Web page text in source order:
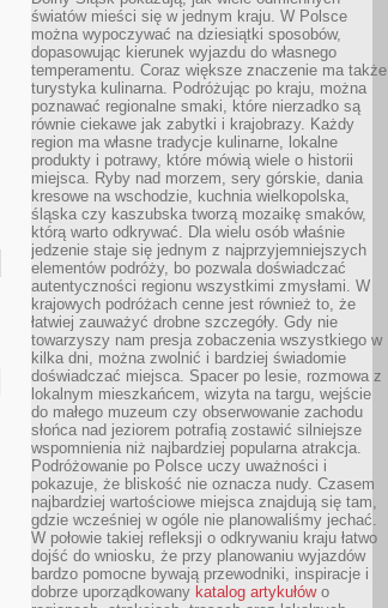
światów mieści się w jednym kraju. W Polsce
można wypoczywać na dziesiątki sposobów,
dopasowując kierunek wyjazdu do własnego
temperamentu. Coraz większe znaczenie ma także
turystyka kulinarna. Podróżując po kraju, można
poznawać regionalne smaki, które nierzadko są
równie ciekawe jak zabytki i krajobrazy. Każdy
region ma własne tradycje kulinarne, lokalne
produkty i potrawy, które mówią wiele o historii
miejsca. Ryby nad morzem, sery górskie, dania
kresowe na wschodzie, kuchnia wielkopolska,
śląska czy kaszubska tworzą mozaikę smaków,
którą warto odkrywać. Dla wielu osób właśnie
jedzenie staje się jednym z najprzyjemniejszych
elementów podróży, bo pozwala doświadczać
autentyczności regionu wszystkimi zmysłami. W
krajowych podróżach cenne jest również to, że
łatwiej zauważyć drobne szczegóły. Gdy nie
towarzyszy nam presja zobaczenia wszystkiego w
kilka dni, można zwolnić i bardziej świadomie
doświadczać miejsca. Spacer po lesie, rozmowa z
lokalnym mieszkańcem, wizyta na targu, wejście
do małego muzeum czy obserwowanie zachodu
słońca nad jeziorem potrafią zostawić silniejsze
wspomnienia niż najbardziej popularna atrakcja.
Podróżowanie po Polsce uczy uważności i
pokazuje, że bliskość nie oznacza nudy. Czasem
najbardziej wartościowe miejsca znajdują się tam,
gdzie wcześniej w ogóle nie planowaliśmy jechać.
W połowie takiej refleksji o odkrywaniu kraju łatwo
dojść do wniosku, że przy planowaniu wyjazdów
bardzo pomocne bywają przewodniki, inspiracje i
dobrze uporządkowany katalog artykułówo